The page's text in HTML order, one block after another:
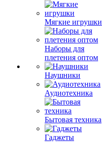
Мягкие игрушки
Наборы для
плетения оптом
Наушники
Аудиотехника
Бытовая техника
Гаджеты